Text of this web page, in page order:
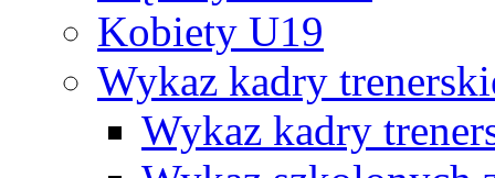
Kobiety U19
Wykaz kadry
Wykaz kadry